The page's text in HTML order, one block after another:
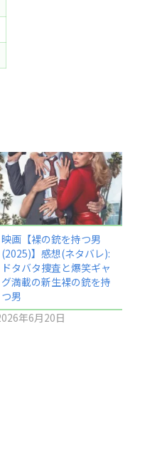
映画【裸の銃を持つ男
(2025)】感想(ネタバレ):
ドタバタ捜査と爆笑ギャ
グ満載の新生裸の銃を持
つ男
年6月20日